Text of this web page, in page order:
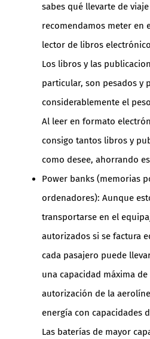
sabes qué llevarte de
recomendamos meter en
lector de libros
Los libros y las
particular, son pesados y
considerablemente el
Al leer en formato
consigo tantos libros y
como desee, ahorrando
Power banks (memorias
ordenadores): Aunque
transportarse en el
autorizados si se factura
cada pasajero puede
una capacidad máxima de
autorización de la
energía con capacidades
Las baterías de mayor